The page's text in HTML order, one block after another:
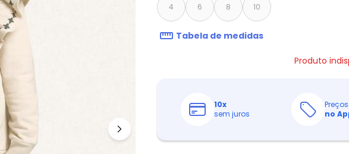
4 6 8 10
Tabela de medidas
Produto
10x
sem juros
Preços
no